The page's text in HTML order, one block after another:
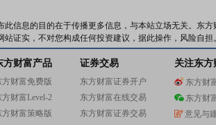
此信息的目的在于传播更多信息，与本站立场无关。东
站证实，不对您构成任何投资建议，据此操作，风险自担